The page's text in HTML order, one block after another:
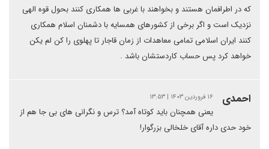
که در اطرافمان هستند و بخواهند با غربی ها همکاری کنند بحول قوه الهی
نزدیک است و اگر برخی از کشورهای همسایه با دشمنان اسلام همکاری
کنند ایران اسلامی تمامی معاهدات از زمان قاجار تا پهلوی را کن لم یکن
خواهد کرد پس حساب کاردستشان باشد .
احمدی ۱۶ فروردین ۱۴۰۳ | ۱۳:۵۳
یعنی همچنان باید کوتاه آمد؟ ترس و نگرانی های بی جا هم از
خود حدی داره آقای خلخالی بزرگوار!